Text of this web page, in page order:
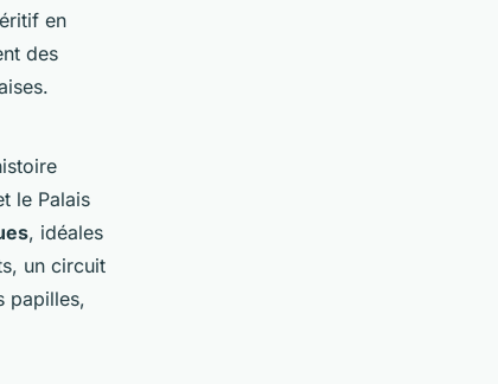
en
des
le Palais
, idéales
un circuit
papilles,